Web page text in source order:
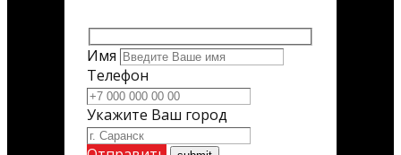
Имя
Телефон
Укажите Ваш город